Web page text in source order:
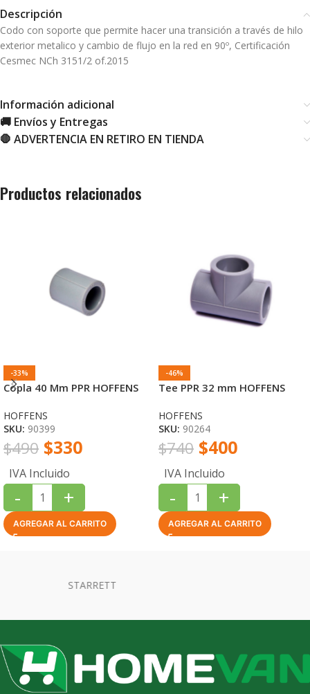
Descripción
Codo con soporte que permite hacer una transición a través de hilo
exterior metalico y cambio de flujo en la red en 90º, Certificación
Cesmec NCh 3151/2 of.2015
Información adicional
🚚 Envíos y Entregas
🛑 ADVERTENCIA EN RETIRO EN TIENDA
Productos relacionados
-33%
Copla 40 Mm PPR HOFFENS
HOFFENS
SKU: 90399
$490 $330
IVA Incluido
- +
AGREGAR AL CARRITO
-46%
Tee PPR 32 mm HOFFENS
HOFFENS
SKU: 90264
$740 $400
IVA Incluido
- +
AGREGAR AL CARRITO